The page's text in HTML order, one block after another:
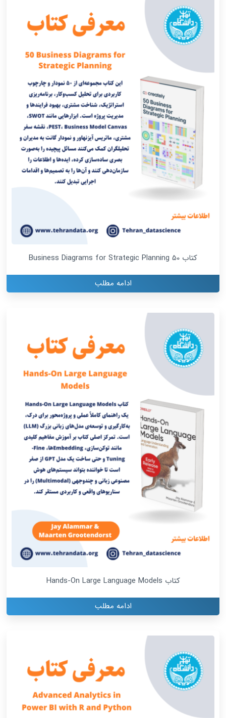
کتاب 50 Business Diagrams for Strategic Planning
ادامه مطلب
کتاب Hands-On Large Language Models
ادامه مطلب